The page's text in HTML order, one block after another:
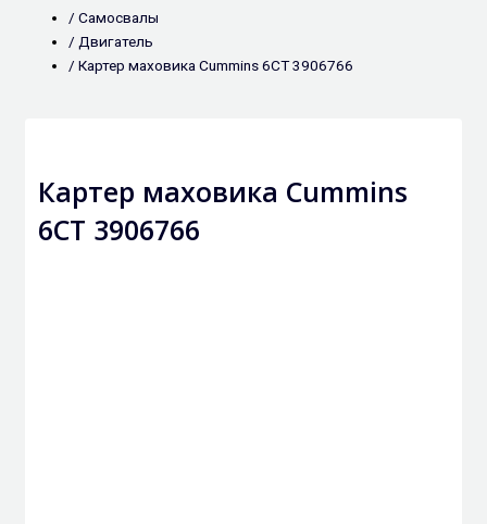
/ Самосвалы
/ Двигатель
/ Картер маховика Cummins 6CT 3906766
Картер маховика Cummins
6CT 3906766